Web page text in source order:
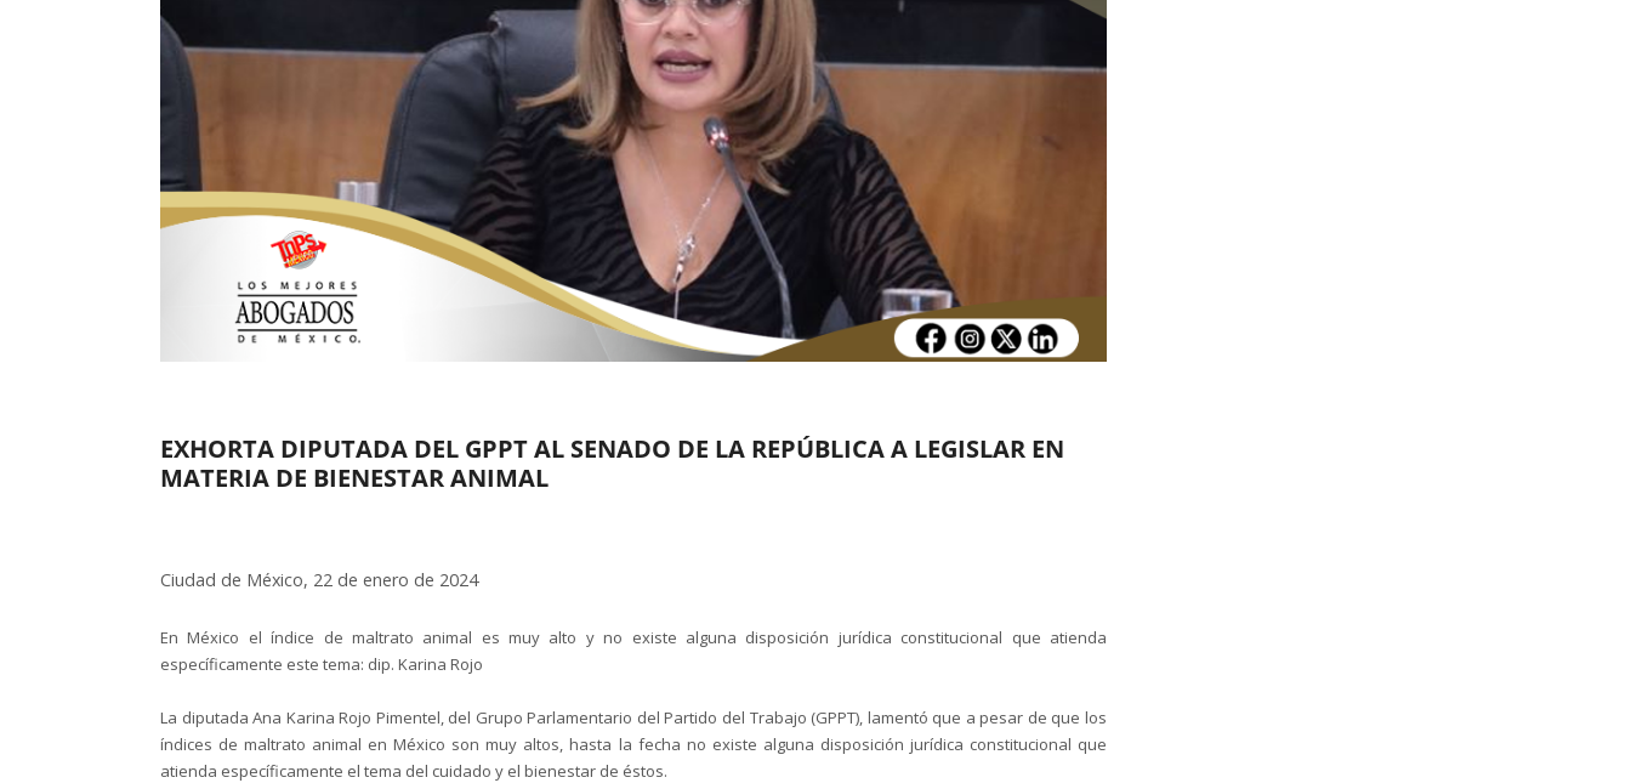
EXHORTA DIPUTADA DEL GPPT AL SENADO DE LA REPÚBLICA A LEGISLAR EN
MATERIA DE BIENESTAR ANIMAL
Ciudad de México, 22 de enero de 2024
En México el índice de maltrato animal es muy alto y no existe alguna disposición jurídica constitucional que atienda
específicamente este tema: dip. Karina Rojo
La diputada Ana Karina Rojo Pimentel, del Grupo Parlamentario del Partido del Trabajo (GPPT), lamentó que a pesar de que los
índices de maltrato animal en México son muy altos, hasta la fecha no existe alguna disposición jurídica constitucional que
atienda específicamente el tema del cuidado y el bienestar de éstos.